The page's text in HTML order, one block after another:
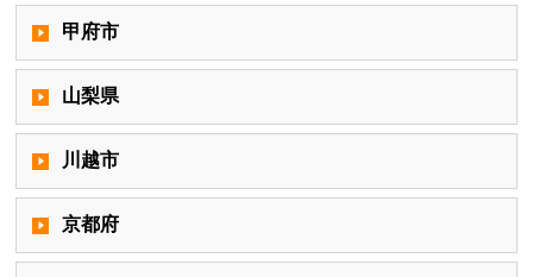
甲府市
山梨県
川越市
京都府